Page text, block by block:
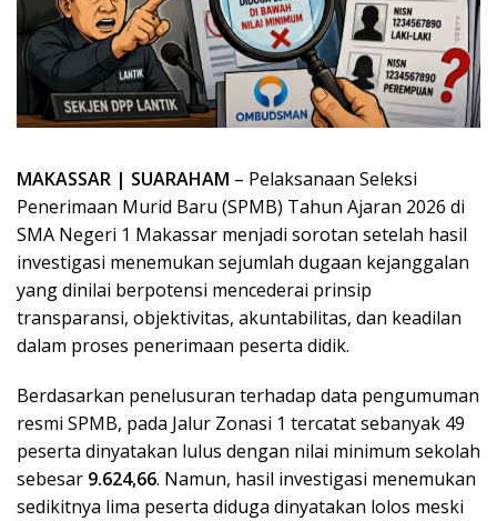
MAKASSAR | SUARAHAM – Pelaksanaan Seleksi
Penerimaan Murid Baru (SPMB) Tahun Ajaran 2026 di
SMA Negeri 1 Makassar menjadi sorotan setelah hasil
investigasi menemukan sejumlah dugaan kejanggalan
yang dinilai berpotensi mencederai prinsip
transparansi, objektivitas, akuntabilitas, dan keadilan
dalam proses penerimaan peserta didik.
Berdasarkan penelusuran terhadap data pengumuman
resmi SPMB, pada Jalur Zonasi 1 tercatat sebanyak 49
peserta dinyatakan lulus dengan nilai minimum sekolah
sebesar 9.624,66. Namun, hasil investigasi menemukan
sedikitnya lima peserta diduga dinyatakan lolos meski